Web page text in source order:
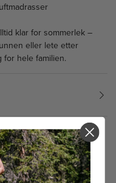
klar for sommerlek –
eller lete etter
for hele familien.